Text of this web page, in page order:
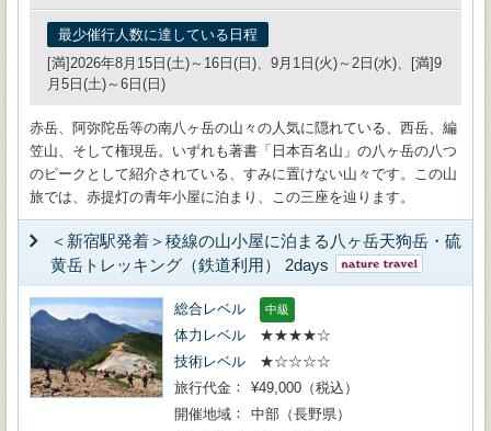
最少催行人数に達している日程
[満]2026年8月15日(土)～16日(日)、9月1日(火)～2日(水)、[満]9
月5日(土)～6日(日)
赤岳、阿弥陀岳等の南八ヶ岳の山々の人気に隠れている、西岳、編
笠山、そして権現岳。いずれも著書「日本百名山」の八ヶ岳の八つ
のピークとして紹介されている、すみに置けない山々です。この山
旅では、赤提灯の青年小屋に泊まり、この三座を辿ります。
＜新宿駅発着＞稜線の山小屋に泊まる八ヶ岳天狗岳・硫
黄岳トレッキング（鉄道利用） 2days
総合レベル 中級
体力レベル
★★★★☆
技術レベル
★☆☆☆☆
旅行代金
¥49,000（税込）
開催地域
中部（長野県）